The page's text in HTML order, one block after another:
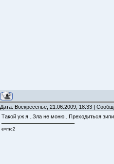
Дата: Воскресенье, 21.06.2009, 18:33 |
Такой уж я...Зла не моню...Преходиться
e=mc2